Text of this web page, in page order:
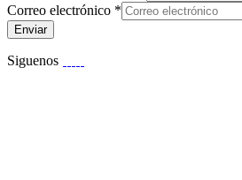
Correo electrónico *
Enviar
Siguenos